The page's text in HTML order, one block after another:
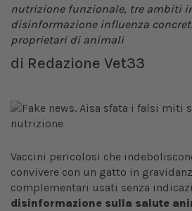
nutrizione funzionale, tre ambiti
disinformazione influenza
proprietari di animali
di Redazione Vet33
Vaccini pericolosi che
convivere con un gatto in
complementari usati senza
disinformazione sulla salute